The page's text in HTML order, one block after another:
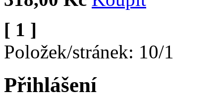
[ 1 ]
Položek/stránek: 10/1
Přihlášení